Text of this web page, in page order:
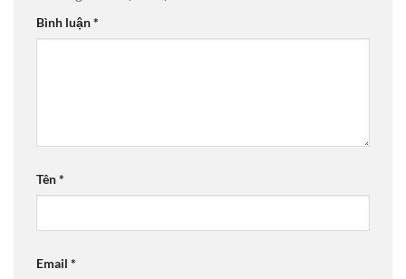
Bình luận*
Tên*
Email *